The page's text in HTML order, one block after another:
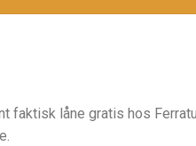
faktisk låne gratis hos